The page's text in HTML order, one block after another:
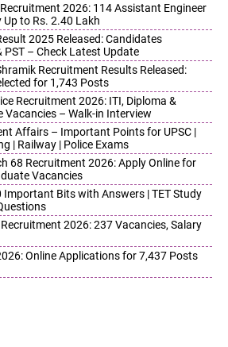
2026: 114 Assistant Engineer
Up to Rs. 2.40 Lakh
2025 Released: Candidates
PST – Check Latest Update
Recruitment Results Released:
for 1,743 Posts
Recruitment 2026: ITI, Diploma &
Vacancies – Walk-in Interview
Affairs – Important Points for UPSC |
| Railway | Police Exams
68 Recruitment 2026: Apply Online for
Vacancies
Important Bits with Answers | TET Study
2026: 237 Vacancies, Salary
Online Applications for 7,437 Posts